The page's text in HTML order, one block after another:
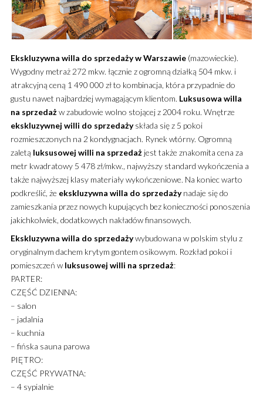
Ekskluzywna willa do sprzedażyw Warszawie(mazowieckie).
Wygodny metraż 272 mkw. łącznie z ogromną działką 504 mkw. i
atrakcyjną ceną 1 490 000 zł to kombinacja, która przypadnie do
gustu nawet najbardziej wymagającym klientom. Luksusowa willa
na sprzedażw zabudowie wolno stojącej z 2004 roku. Wnętrze
ekskluzywnej willi do sprzedażyskłada się z 5 pokoi
rozmieszczonych na 2 kondygnacjach. Rynek wtórny. Ogromną
zaletą luksusowej willi na sprzedażjest także znakomita cena za
metr kwadratowy 5 478 zł/mkw., najwyższy standard wykończenia a
także najwyższej klasy materiały wykończeniowe. Na koniec warto
podkreślić, że ekskluzywna willa do sprzedażynadaje się do
zamieszkania przez nowych kupujących bez konieczności ponoszenia
jakichkolwiek, dodatkowych nakładów finansowych.
Ekskluzywna willa do sprzedażywybudowana w polskim stylu z
oryginalnym dachem krytym gontem osikowym. Rozkład pokoi i
pomieszczeń w luksusowej willi na sprzedaż:
PARTER:
CZĘŚĆ DZIENNA:
– salon
– jadalnia
– kuchnia
– fińska sauna parowa
PIĘTRO:
CZĘŚĆ PRYWATNA:
– 4 sypialnie